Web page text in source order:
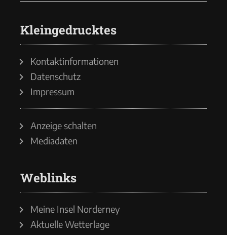
Kleingedrucktes
Kontaktinformationen
Datenschutz
Impressum
Anzeige schalten
Mediadaten
Weblinks
Meine Insel Norderney
Aktuelle Wetterlage